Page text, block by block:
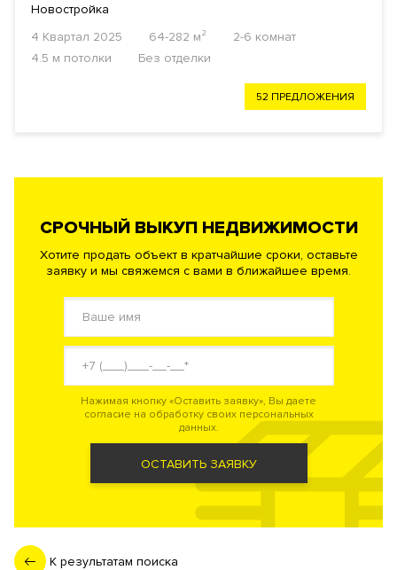
Новостройка
4 Квартал 2025
64-282 м²
2-6 комнат
4.5 м потолки
Без отделки
52 ПРЕДЛОЖЕНИЯ
СРОЧНЫЙ ВЫКУП НЕДВИЖИМОСТИ
Хотите продать объект в кратчайшие сроки, оставьте
заявку и мы свяжемся с вами в ближайшее время.
Нажимая кнопку «Оставить заявку», Вы даете
согласие на обработку своих персональных
данных.
ОСТАВИТЬ ЗАЯВКУ
К результатам поиска